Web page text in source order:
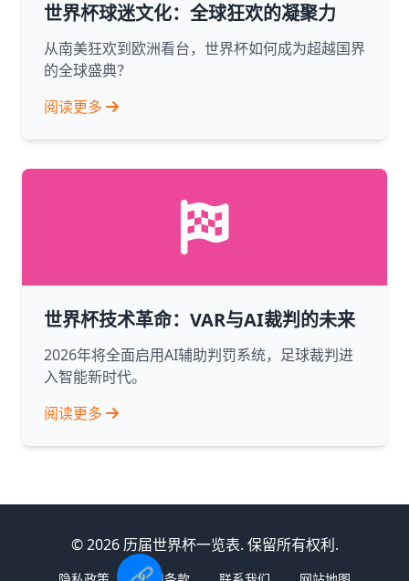
世界杯球迷文化：全球狂欢的凝聚力
从南美狂欢到欧洲看台，世界杯如何成为超越国界
的全球盛典？
阅读更多
世界杯技术革命：VAR与AI裁判的未来
2026年将全面启用AI辅助判罚系统，足球裁判进
入智能新时代。
阅读更多
© 2026 历届世界杯一览表. 保留所有权利.
🔗